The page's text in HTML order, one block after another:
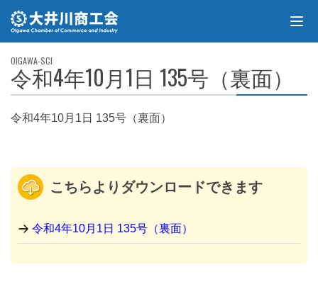
令和4年10月1日 135号（裏面）
令和4年10月1日 135号（裏面）
こちらよりダウンロードできます
令和4年10月1日 135号（裏面）